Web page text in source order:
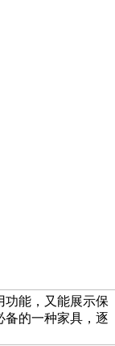
功能，又能展示保
备的一种家具，逐